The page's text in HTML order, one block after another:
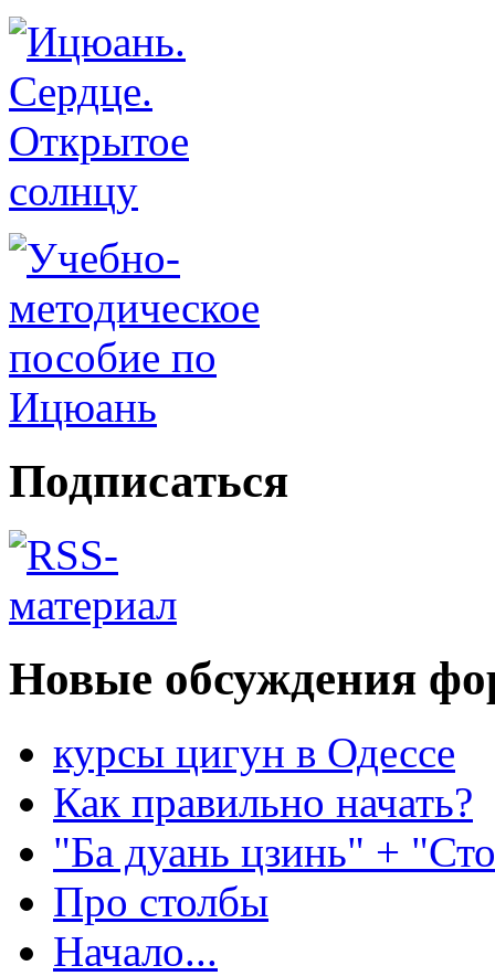
Подписаться
Новые обсуждения
курсы цигун в Одессе
Как правильно начать?
"Ба дуань цзинь" +
Про столбы
Начало...